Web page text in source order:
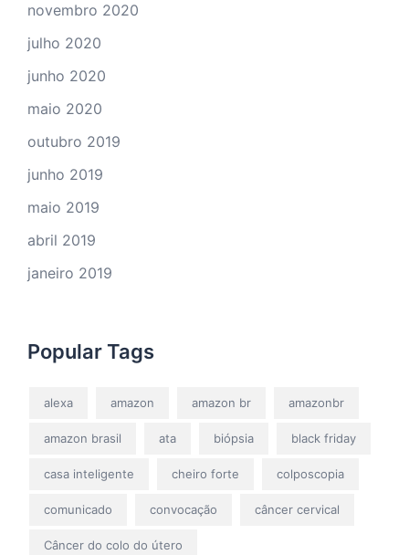
novembro 2020
julho 2020
junho 2020
maio 2020
outubro 2019
junho 2019
maio 2019
abril 2019
janeiro 2019
Popular Tags
alexa amazon amazon br amazonbr
amazon brasil ata biópsia black friday
casa inteligente cheiro forte colposcopia
comunicado convocação câncer cervical
Câncer do colo do útero